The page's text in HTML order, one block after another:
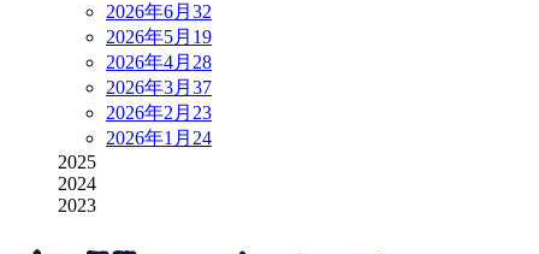
2026年6月 32
2026年5月 19
2026年4月 28
2026年3月 37
2026年2月 23
2026年1月 24
2025
2024
2023